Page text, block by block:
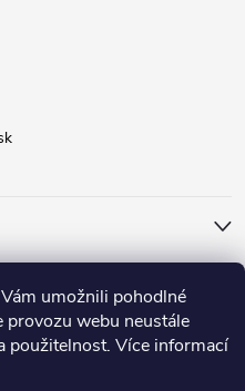
umožnili pohodlné
provozu webu neustále
použitelnost. Více informací